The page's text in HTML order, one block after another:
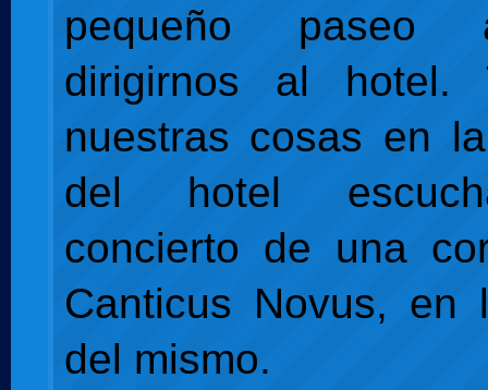
pequeño paseo
dirigirnos al hotel.
nuestras cosas en
del hotel
concierto de una
Canticus Novus, en
del mismo.